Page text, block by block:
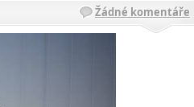
Žádné komentáře